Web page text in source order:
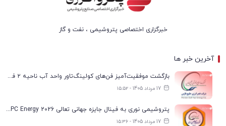
خبرگزاری اختصاصی پتروشیمی ، نفت و گاز
آخرین خبر ها
بازگشت موفقیت‌آمیز فن‌های کولینگ‌تاور واحد آب ناحیه ۲ فجر انرژی به مدار تولید
17 مرداد 1405 - ۱۵:۵۲
پتروشیمی نوری به فینال جایزه جهانی تعالی WPC Energy 2026 رسید
17 مرداد 1405 - ۱۵:۳۶